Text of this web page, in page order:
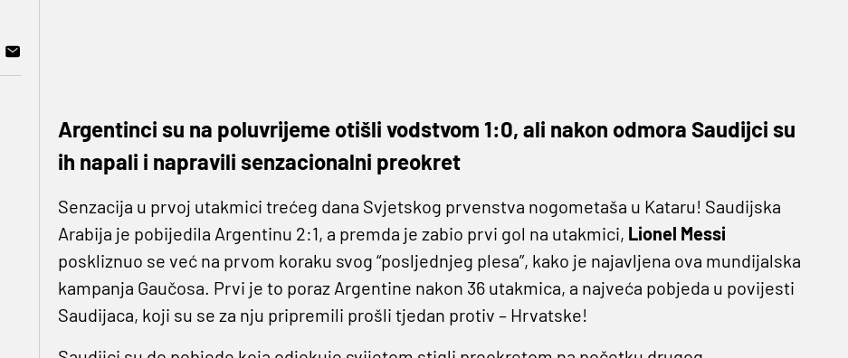
Argentinci su na poluvrijeme otišli vodstvom 1:0, ali nakon odmora Saudijci su
ih napali i napravili senzacionalni preokret
Senzacija u prvoj utakmici trećeg dana Svjetskog prvenstva nogometaša u Kataru! Saudijska
Arabija je pobijedila Argentinu 2:1, a premda je zabio prvi gol na utakmici, Lionel Messi
poskliznuo se već na prvom koraku svog “posljednjeg plesa”, kako je najavljena ova mundijalska
kampanja Gaučosa. Prvi je to poraz Argentine nakon 36 utakmica, a najveća pobjeda u povijesti
Saudijaca, koji su se za nju pripremili prošli tjedan protiv – Hrvatske!